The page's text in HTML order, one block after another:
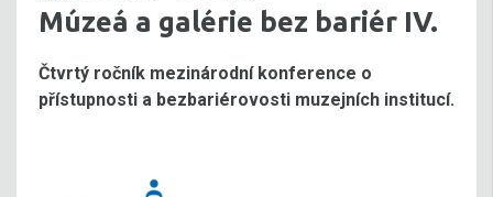
Múzeá a galérie bez bariér IV.
Čtvrtý ročník mezinárodní konference o
přístupnosti a bezbariérovosti muzejních institucí.